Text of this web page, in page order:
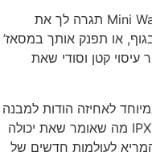
עם 9 מקצבי רטט חזקים ועמוקים, Mini Wanda תגרה לך את
או תפנק אותך במסאז’
קטן וסודי שאת
לאחיזה הודות למבנה
ארגונומי וגמיש ועמידה במים לפי תקן IPX7 מה שאומר שאת יכולה
לעולמות חדשים של